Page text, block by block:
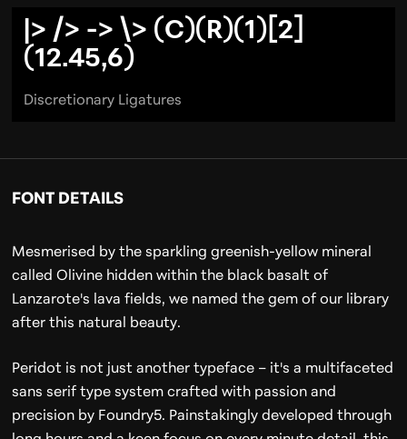
|> /> -> \> (C)(R)(1)[2]
(12.45,6)
Discretionary Ligatures
FONT DETAILS
Mesmerised by the sparkling greenish-yellow mineral
called Olivine hidden within the black basalt of
Lanzarote's lava fields, we named the gem of our library
after this natural beauty.
Peridot is not just another typeface – it's a multifaceted
sans serif type system crafted with passion and
precision by Foundry5. Painstakingly developed through